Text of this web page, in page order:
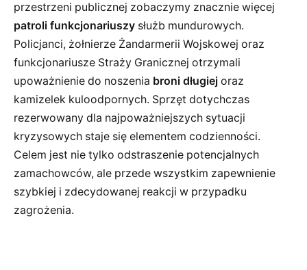
przestrzeni publicznej zobaczymy znacznie więcej
patroli funkcjonariuszy służb mundurowych.
Policjanci, żołnierze Żandarmerii Wojskowej oraz
funkcjonariusze Straży Granicznej otrzymali
upoważnienie do noszenia broni długiej oraz
kamizelek kuloodpornych. Sprzęt dotychczas
rezerwowany dla najpoważniejszych sytuacji
kryzysowych staje się elementem codzienności.
Celem jest nie tylko odstraszenie potencjalnych
zamachowców, ale przede wszystkim zapewnienie
szybkiej i zdecydowanej reakcji w przypadku
zagrożenia.